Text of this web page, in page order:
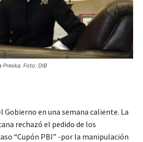
Preska. Foto: DIB
Gobierno en una semana caliente. La
rechazó el pedido de los
“Cupón PBI” -por la manipulación